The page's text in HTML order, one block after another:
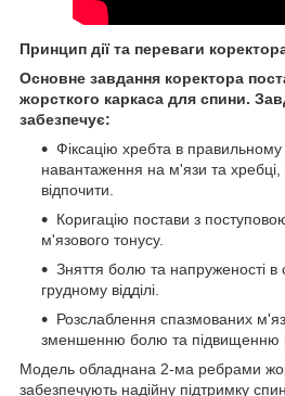
Принцип дії та переваги
Основне завдання коректора
жорсткого каркаса для спини.
забезпечує:
Фіксацію хребта в
навантаження на м'язи та
відпочити.
Коригацію постави з
м'язового тонусу.
Зняття болю та напруженості в
грудному відділі.
Розслаблення спазмованих
зменшенню болю та підвищенню
Модель обладнана 2-ма ребрами
забезпечують надійну підтримку